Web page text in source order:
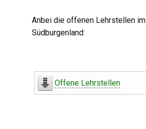
Anbei die offenen Lehrstellen im
Südburgenland:
Offene Lehrstellen